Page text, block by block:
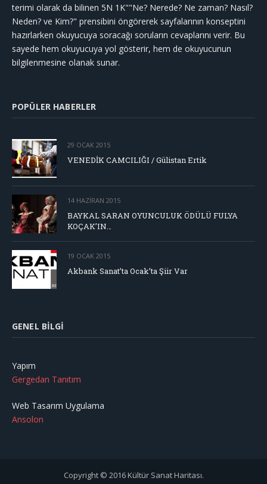
terimi olarak da bilinen 5N 1K""Ne? Nerede? Ne zaman? Nasıl?
Neden? ve Kim?" prensibini öngörerek sayfalarının konseptini
hazırlarken okuyucuya soracağı soruların cevaplarını verir. Bu
sayede hem okuyucuya yol gösterir, hem de okuyucunun
bilgilenmesine olanak sunar.
POPÜLER HABERLER
29 OCAK 2015
VENEDİK CAMCILIĞI / Gülistan Ertik
14 HAZIRAN 2015
BAYKAL SARAN OYUNCULUK ÖDÜLÜ FULYA
KOÇAK’IN…
19 OCAK 2015
Akbank Sanat’ta Ocak’ta Şiir Var
GENEL BILGI
Yapım
Gergedan Tanıtım
Web Tasarım Uygulama
Ansolon
Copyright © 2016 Kültür Sanat Haritası.